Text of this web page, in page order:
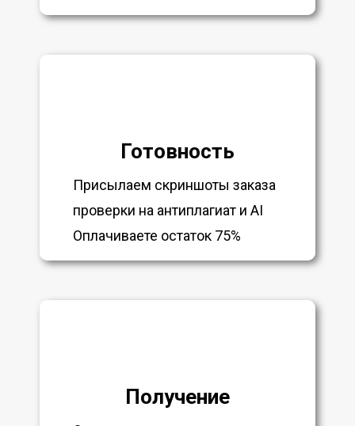
Готовность
Присылаем скриншоты заказа
проверки на антиплагиат и AI
Оплачиваете остаток 75%
Получение